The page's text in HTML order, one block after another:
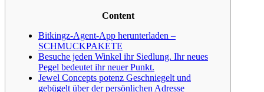
Content
Bitkingz-Agent-App herunterladen –
SCHMUCKPAKETE
Besuche jeden Winkel ihr Siedlung. Ihr neues
Pegel bedeutet ihr neuer Punkt.
Jewel Concepts potenz Geschniegelt und
gebügelt über der persönlichen Adresse